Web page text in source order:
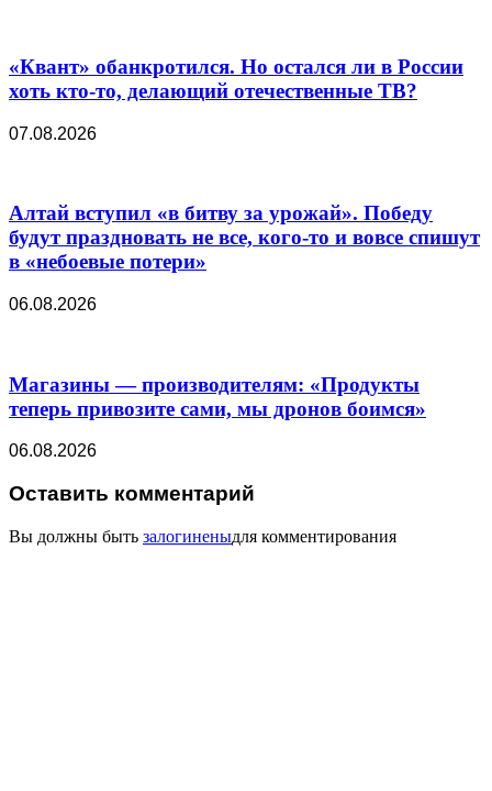
«Квант» обанкротился. Но остался ли в России
хоть кто-то, делающий отечественные ТВ?
07.08.2026
Алтай вступил «в битву за урожай». Победу
будут праздновать не все, кого-то и вовсе спишут
в «небоевые потери»
06.08.2026
Магазины — производителям: «Продукты
теперь привозите сами, мы дронов боимся»
06.08.2026
Оставить комментарий
Вы должны быть залогиненыдля комментирования